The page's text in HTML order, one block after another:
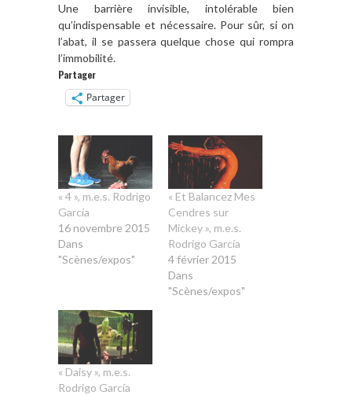
Une barrière invisible, intolérable bien
qu’indispensable et nécessaire. Pour sûr, si on
l’abat, il se passera quelque chose qui rompra
l’immobilité.
Partager
Partager
« 4 », m.e.s. Rodrigo
García
16 novembre 2015
Dans
"Scènes/expos"
« Et Balancez Mes
Cendres sur
Mickey », m.e.s.
Rodrigo García
4 février 2015
Dans
"Scènes/expos"
« Daisy », m.e.s.
Rodrigo García